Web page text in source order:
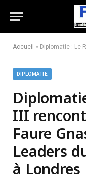
Accueil » Diplomatie : Le Roi Charles III
DIPLOMATIE
III
Faure
Leaders
à Londres